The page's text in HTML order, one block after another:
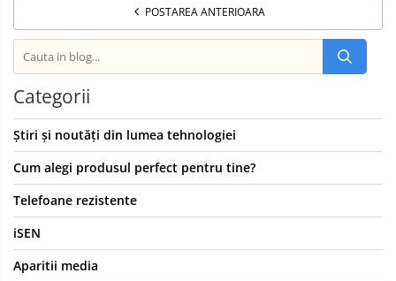
POSTAREA ANTERIOARA
Categorii
Știri și noutăți din lumea tehnologiei
Cum alegi produsul perfect pentru tine?
Telefoane rezistente
iSEN
Aparitii media